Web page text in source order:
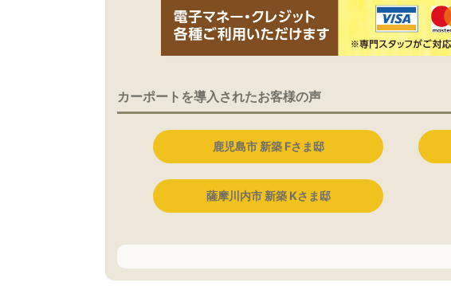
カーポートを導入されたお客様の声
鹿児島市 新築 Fさま邸
薩摩川内市 新築 Kさま邸